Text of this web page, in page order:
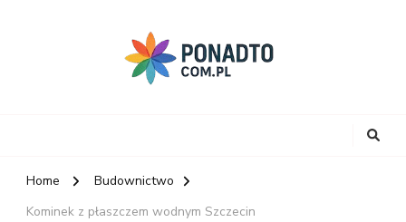
Home
Budownictwo
Kominek z płaszczem wodnym Szczecin